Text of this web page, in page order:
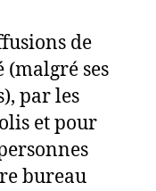
de
ses
par les
et pour
bureau